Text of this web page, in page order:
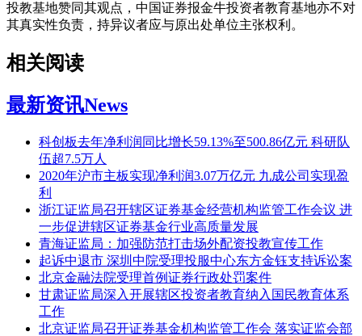
投教基地赞同其观点，中国证券报金牛投资者教育基地亦不对
其真实性负责，持异议者应与原出处单位主张权利。
相关阅读
最新资讯News
科创板去年净利润同比增长59.13%至500.86亿元 科研队
伍超7.5万人
2020年沪市主板实现净利润3.07万亿元 九成公司实现盈
利
浙江证监局召开辖区证券基金经营机构监管工作会议 进
一步促进辖区证券基金行业高质量发展
青海证监局：加强防范打击场外配资投教宣传工作
起诉中退市 深圳中院受理投服中心东方金钰支持诉讼案
北京金融法院受理首例证券行政处罚案件
甘肃证监局深入开展辖区投资者教育纳入国民教育体系
工作
北京证监局召开证券基金机构监管工作会 落实证监会部